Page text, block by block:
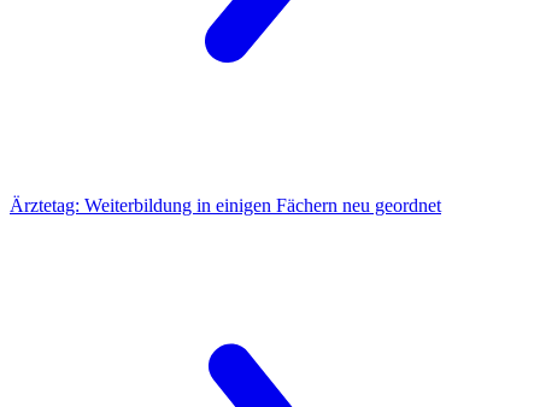
Ärztetag: Weiterbildung in einigen Fächern neu geordnet